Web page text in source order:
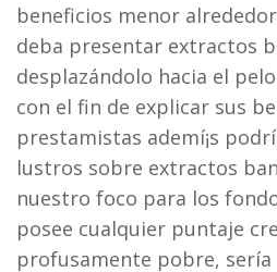
beneficios menor
deba presentar extractos
desplazándolo hacia el
con el fin de explicar sus
prestamistas ademí¡s
lustros sobre extractos
nuestro foco para los
posee cualquier puntaje
profusamente pobre,